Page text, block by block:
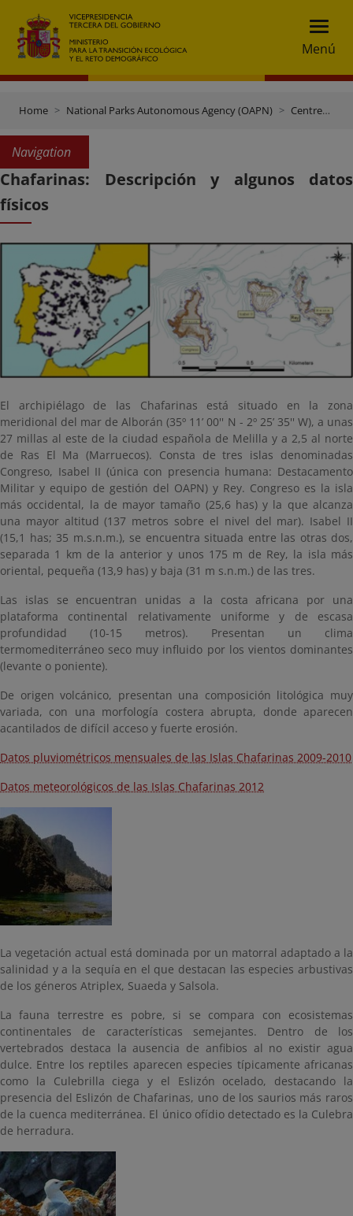
Menú
Home National Parks Autonomous Agency (OAPN) Centres and Estates
Navigation
Chafarinas: Descripción y algunos datos
físicos
El archipiélago de las Chafarinas está situado en la zona
meridional del mar de Alborán (35º 11’ 00'' N - 2º 25’ 35'' W), a unas
27 millas al este de la ciudad española de Melilla y a 2,5 al norte
de Ras El Ma (Marruecos). Consta de tres islas denominadas
Congreso, Isabel II (única con presencia humana: Destacamento
Militar y equipo de gestión del OAPN) y Rey. Congreso es la isla
más occidental, la de mayor tamaño (25,6 has) y la que alcanza
una mayor altitud (137 metros sobre el nivel del mar). Isabel II
(15,1 has; 35 m.s.n.m.), se encuentra situada entre las otras dos,
separada 1 km de la anterior y unos 175 m de Rey, la isla más
oriental, pequeña (13,9 has) y baja (31 m s.n.m.) de las tres.
Las islas se encuentran unidas a la costa africana por una
plataforma continental relativamente uniforme y de escasa
profundidad (10-15 metros). Presentan un clima
termomediterráneo seco muy influido por los vientos dominantes
(levante o poniente).
De origen volcánico, presentan una composición litológica muy
variada, con una morfología costera abrupta, donde aparecen
acantilados de difícil acceso y fuerte erosión.
Datos pluviométricos mensuales de las Islas Chafarinas 2009-2010
Datos meteorológicos de las Islas Chafarinas 2012
La vegetación actual está dominada por un matorral adaptado a la
salinidad y a la sequía en el que destacan las especies arbustivas
de los géneros Atriplex, Suaeda y Salsola.
La fauna terrestre es pobre, si se compara con ecosistemas
continentales de características semejantes. Dentro de los
vertebrados destaca la ausencia de anfibios al no existir agua
dulce. Entre los reptiles aparecen especies típicamente africanas
como la Culebrilla ciega y el Eslizón ocelado, destacando la
presencia del Eslizón de Chafarinas, uno de los saurios más raros
de la cuenca mediterránea. El único ofídio detectado es la Culebra
de herradura.